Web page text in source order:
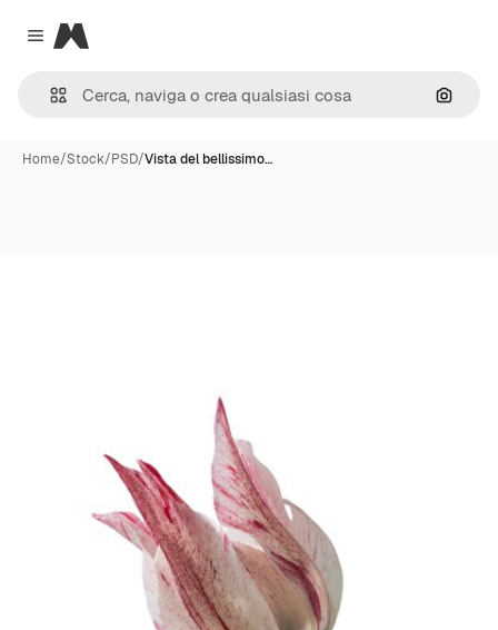
Close menu
Magnific
Cerca
Home/Stock/PSD/Vista del bellissimo…